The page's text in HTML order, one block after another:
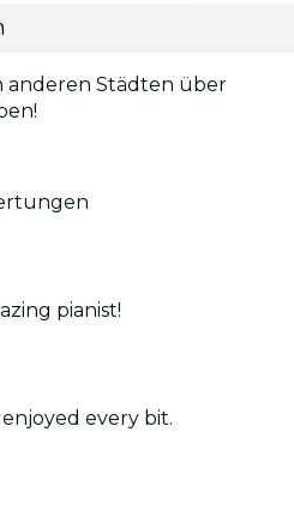
anderen Städten über
pianist!
every bit.